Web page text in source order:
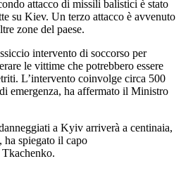
attacco di missili balistici è stato
su Kiev. Un terzo attacco è avvenuto
zone del paese.
intervento di soccorso per
le vittime che potrebbero essere
L’intervento coinvolge circa 500
emergenza, ha affermato il Ministro
a Kyiv arriverà a centinaia,
ha spiegato il capo